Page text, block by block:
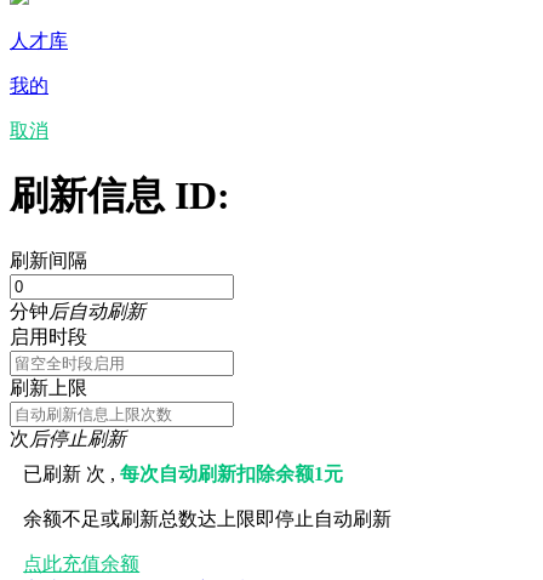
人才库
我的
取消
刷新信息 ID:
刷新间隔
分钟后自动刷新
启用时段
刷新上限
次后停止刷新
已刷新 次 ,每次自动刷新扣除余额1元
余额不足或刷新总数达上限即停止自动刷新
点此充值余额